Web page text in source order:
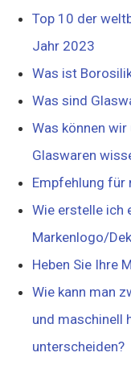
Top 10 der
Jahr 2023
Was ist
Was sind
Was können
Glaswaren
Empfehlung für
Wie erstelle ich
Markenlogo/
Heben Sie Ihre
Wie kann man
und maschinell
unterscheiden?